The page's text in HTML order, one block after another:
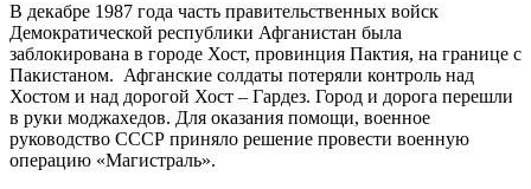
В декабре 1987 года часть правительственных войск
Демократической республики Афганистан была
заблокирована в городе Хост, провинция Пактия, на границе с
Пакистаном. Афганские солдаты потеряли контроль над
Хостом и над дорогой Хост – Гардез. Город и дорога перешли
в руки моджахедов. Для оказания помощи, военное
руководство СССР приняло решение провести военную
операцию «Магистраль».